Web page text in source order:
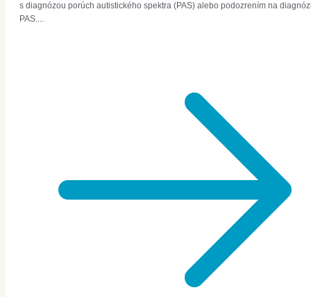
s diagnózou porúch autistického spektra (PAS) alebo podozrením na
PAS....